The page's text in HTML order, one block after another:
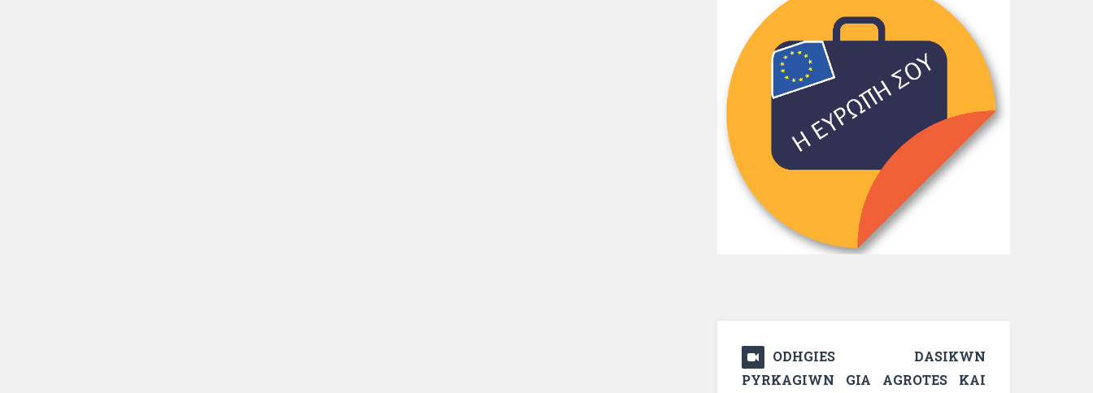
ODHGIES DASIKWN
PYRKAGIWN GIA AGROTES KAI